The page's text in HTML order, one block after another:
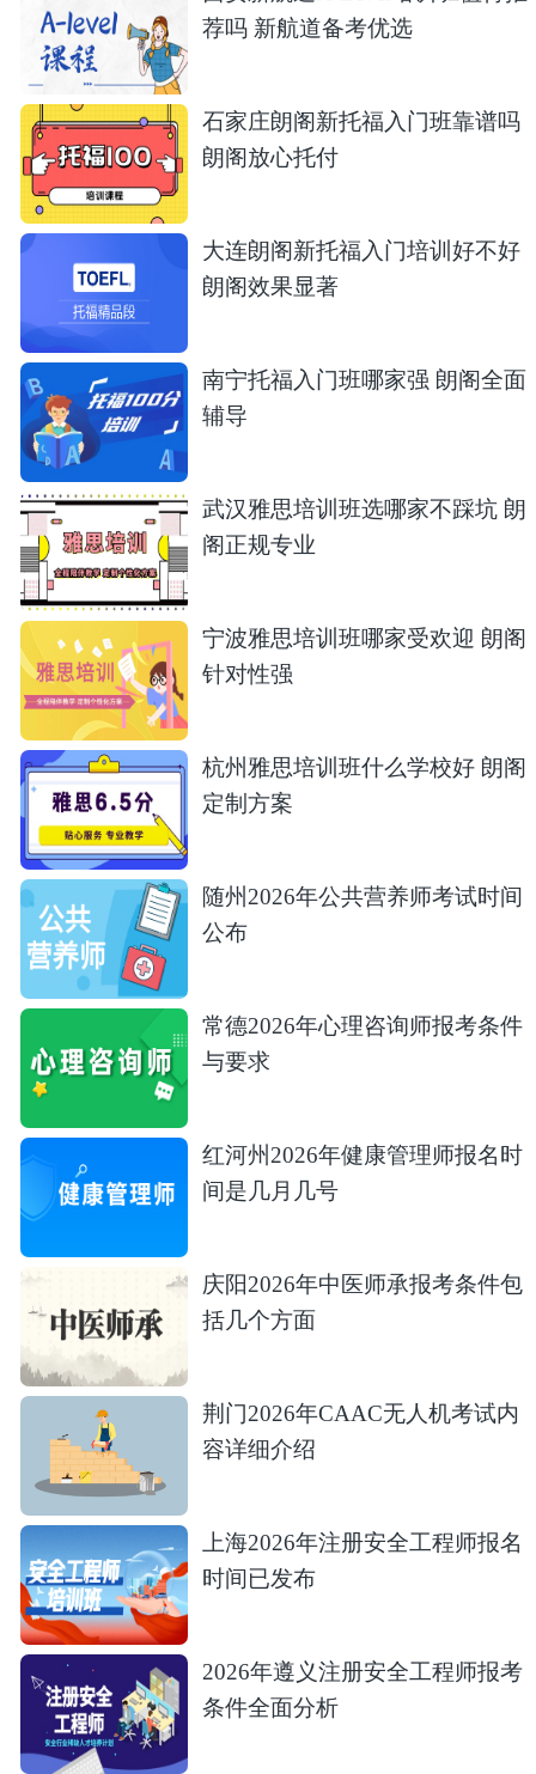
荐吗 新航道备考优选
石家庄朗阁新托福入门班靠谱吗
朗阁放心托付
大连朗阁新托福入门培训好不好
朗阁效果显著
南宁托福入门班哪家强 朗阁全面
辅导
武汉雅思培训班选哪家不踩坑 朗
阁正规专业
宁波雅思培训班哪家受欢迎 朗阁
针对性强
杭州雅思培训班什么学校好 朗阁
定制方案
随州2026年公共营养师考试时间
公布
常德2026年心理咨询师报考条件
与要求
红河州2026年健康管理师报名时
间是几月几号
庆阳2026年中医师承报考条件包
括几个方面
荆门2026年CAAC无人机考试内
容详细介绍
上海2026年注册安全工程师报名
时间已发布
2026年遵义注册安全工程师报考
条件全面分析